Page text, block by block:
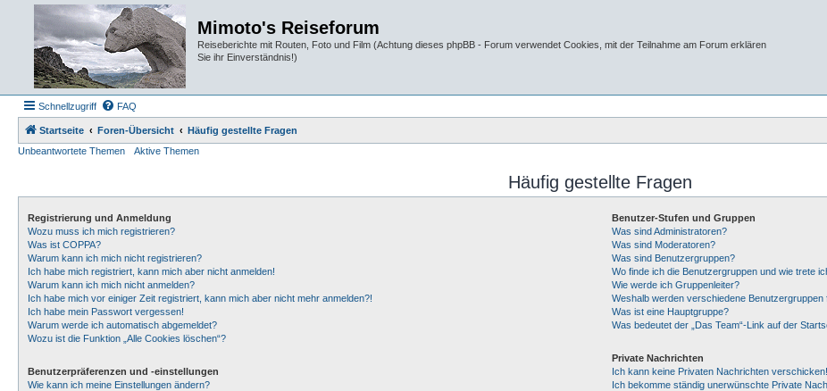
Mimoto's Reiseforum
Reiseberichte mit Routen, Foto und Film (Achtung dieses phpBB - Forum verwendet Cookies, mit der Teilnahme am Forum erklären
Sie ihr Einverständnis!)
Schnellzugriff FAQ
Startseite Foren-Übersicht
Häufig gestellte Fragen
Unbeantwortete Themen
Aktive Themen
Häufig gestellte Fragen
Registrierung und Anmeldung
Wozu muss ich mich registrieren?
Was ist COPPA?
Warum kann ich mich nicht registrieren?
Ich habe mich registriert, kann mich aber nicht anmelden!
Warum kann ich mich nicht anmelden?
Ich habe mich vor einiger Zeit registriert, kann mich aber nicht mehr anmelden?!
Ich habe mein Passwort vergessen!
Warum werde ich automatisch abgemeldet?
Wozu ist die Funktion „Alle Cookies löschen“?
Benutzerpräferenzen und -einstellungen
Wie kann ich meine Einstellungen ändern?
Benutzer-Stufen und Gruppen
Was sind Administratoren?
Was sind Moderatoren?
Was sind Benutzergruppen?
Wo finde ich die Benutzergruppen und wie trete
Wie werde ich Gruppenleiter?
Weshalb werden verschiedene Benutzergruppen
Was ist eine Hauptgruppe?
Was bedeutet der „Das Team“-Link auf der
Private Nachrichten
Ich kann keine Privaten Nachrichten verschicken!
Ich bekomme ständig unerwünschte Private